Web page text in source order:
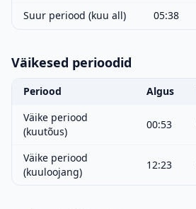
Suur periood (kuu all) 05:38
Väikesed perioodid
Periood Algus
Väike periood
(kuutõus)
00:53
Väike periood
(kuuloojang)
12:23